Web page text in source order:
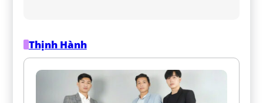
Thịnh Hành